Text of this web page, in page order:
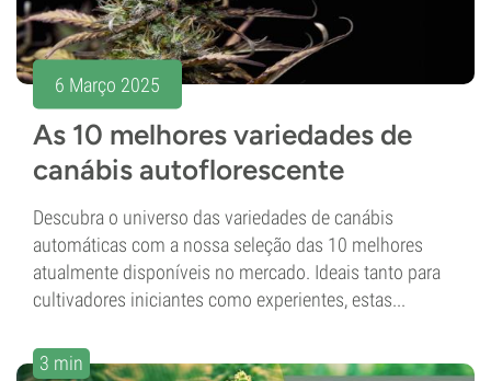
6 Março 2025
As 10 melhores variedades de
canábis autoflorescente
Descubra o universo das variedades de canábis
automáticas com a nossa seleção das 10 melhores
atualmente disponíveis no mercado. Ideais tanto para
cultivadores iniciantes como experientes, estas...
3 min